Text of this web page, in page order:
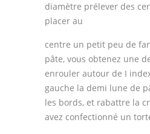
diamètre prélever des
placer au
centre un petit peu de
pâte, vous obtenez une
enrouler autour de I
gauche la demi lune de
les bords, et rabattre la
avez confectionné un